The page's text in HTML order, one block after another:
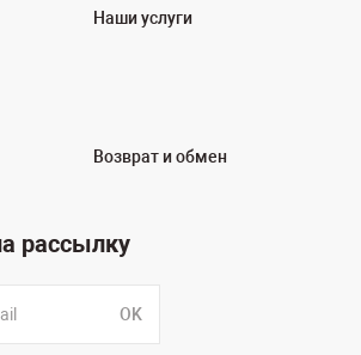
Наши услуги
Возврат и обмен
рассылку
OK